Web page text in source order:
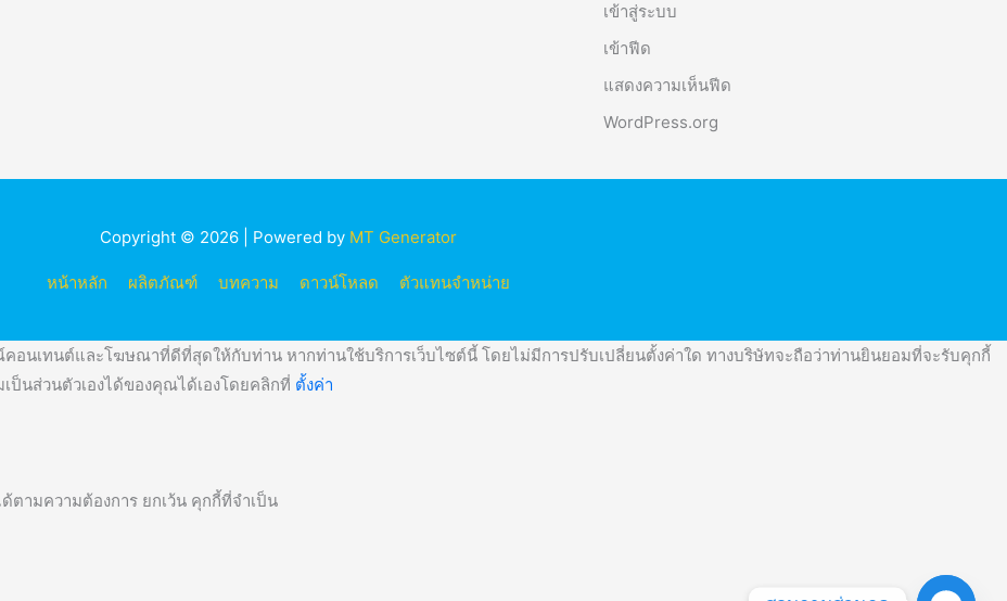
เข้าสู่ระบบ
เข้าฟีด
แสดงความเห็นฟีด
WordPress.org
Copyright © 2026 | Powered by MT Generator
หน้าหลัก ผลิตภัณฑ์ บทความ ดาวน์โหลด ตัวแทนจำหน่าย
อนเทนต์และโฆษณาที่ดีที่สุดให้กับท่าน หากท่านใช้บริการเว็บไซต์นี้ โดยไม่มีการปรับเปลี่ยนตั้งค่าใด ทางบริษัทจะถือว่าท่านยินยอมที่จะรับคุกกี้
ป็นส่วนตัวเองได้ของคุณได้เองโดยคลิกที่ ตั้งค่า
ามความต้องการ ยกเว้น คุกกี้ที่จำเป็น